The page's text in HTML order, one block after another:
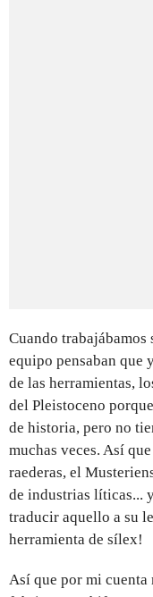
Cuando
equipo pensaban que
de las herramientas,
del Pleistoceno
de historia, pero no
muchas veces. Así
raederas, el
de industrias líticas...
traducir aquello a su
herramienta de sílex!
Así que por mi cuenta